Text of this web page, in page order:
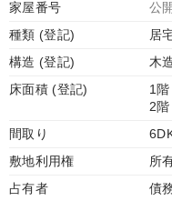
家屋番号
公
種類 (登記)
居
構造 (登記)
木
床面積 (登記)
1
2
間取り
敷地利用権
所
占有者
債